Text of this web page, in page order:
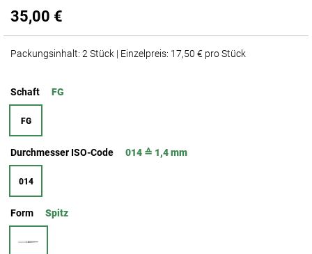
35,00 €
Packungsinhalt: 2 Stück | Einzelpreis: 17,50 € pro Stück
Schaft FG
FG
Durchmesser ISO-Code 014 ≙ 1,4 mm
014
Form Spitz